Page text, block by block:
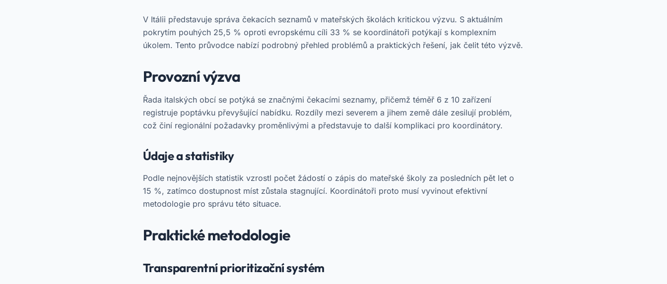
V Itálii představuje správa čekacích seznamů v mateřských školách kritickou výzvu. S aktuálním
pokrytím pouhých 25,5 % oproti evropskému cíli 33 % se koordinátoři potýkají s komplexním
úkolem. Tento průvodce nabízí podrobný přehled problémů a praktických řešení, jak čelit této výzvě.
Provozní výzva
Řada italských obcí se potýká se značnými čekacími seznamy, přičemž téměř 6 z 10 zařízení
registruje poptávku převyšující nabídku. Rozdíly mezi severem a jihem země dále zesilují problém,
což činí regionální požadavky proměnlivými a představuje to další komplikaci pro koordinátory.
Údaje a statistiky
Podle nejnovějších statistik vzrostl počet žádostí o zápis do mateřské školy za posledních pět let o
15 %, zatímco dostupnost míst zůstala stagnující. Koordinátoři proto musí vyvinout efektivní
metodologie pro správu této situace.
Praktické metodologie
Transparentní prioritizační systém